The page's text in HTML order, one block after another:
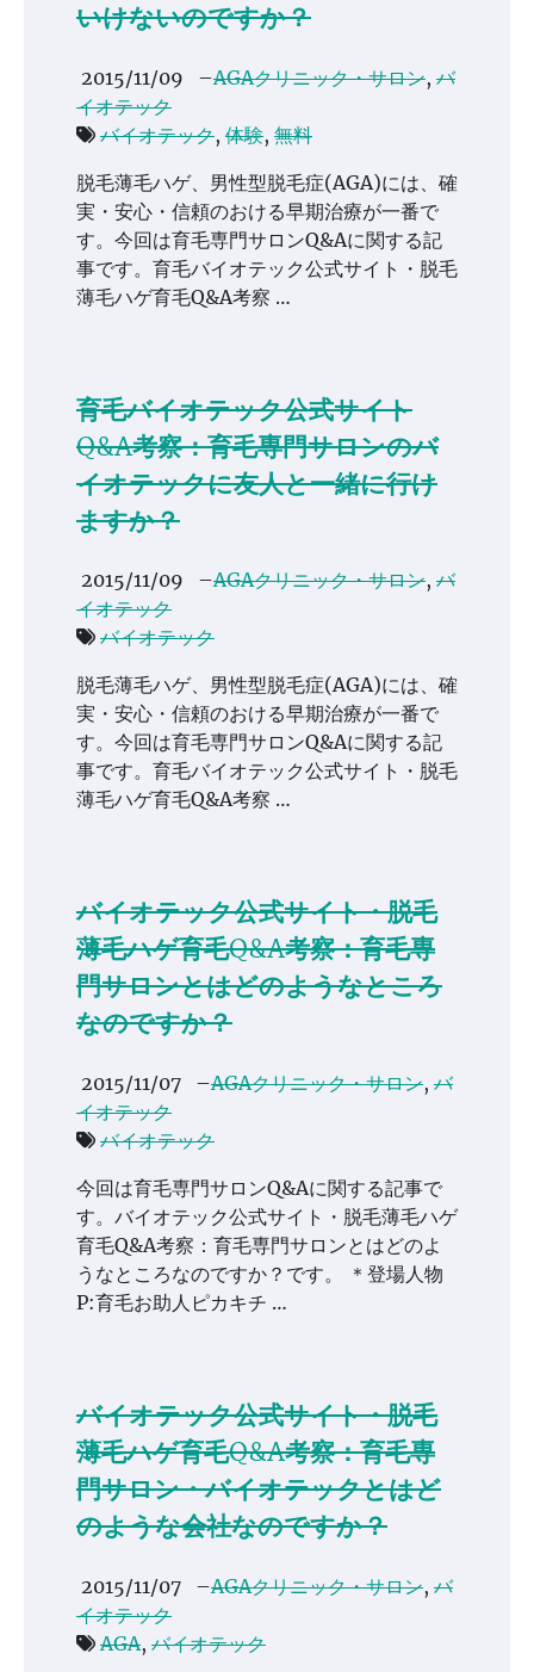
いけないのですか？
2015/11/09 –AGAクリニック・サロン, バ
イオテック
バイオテック, 体験, 無料
脱毛薄毛ハゲ、男性型脱毛症(AGA)には、確
実・安心・信頼のおける早期治療が一番で
す。今回は育毛専門サロンQ&Aに関する記
事です。育毛バイオテック公式サイト・脱毛
薄毛ハゲ育毛Q&A考察 …
育毛バイオテック公式サイト
Q&A考察：育毛専門サロンのバ
イオテックに友人と一緒に行け
ますか？
2015/11/09 –AGAクリニック・サロン, バ
イオテック
バイオテック
脱毛薄毛ハゲ、男性型脱毛症(AGA)には、確
実・安心・信頼のおける早期治療が一番で
す。今回は育毛専門サロンQ&Aに関する記
事です。育毛バイオテック公式サイト・脱毛
薄毛ハゲ育毛Q&A考察 …
バイオテック公式サイト・脱毛
薄毛ハゲ育毛Q&A考察：育毛専
門サロンとはどのようなところ
なのですか？
2015/11/07 –AGAクリニック・サロン, バ
イオテック
バイオテック
今回は育毛専門サロンQ&Aに関する記事で
す。バイオテック公式サイト・脱毛薄毛ハゲ
育毛Q&A考察：育毛専門サロンとはどのよ
うなところなのですか？です。 ＊登場人物
P:育毛お助人ピカキチ …
バイオテック公式サイト・脱毛
薄毛ハゲ育毛Q&A考察：育毛専
門サロン・バイオテックとはど
のような会社なのですか？
2015/11/07 –AGAクリニック・サロン, バ
イオテック
AGA, バイオテック